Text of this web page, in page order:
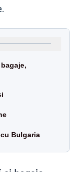
Bulgaria